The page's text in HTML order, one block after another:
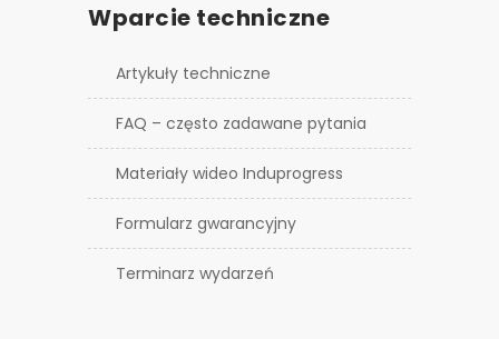
Wparcie techniczne
Artykuły techniczne
FAQ – często zadawane pytania
Materiały wideo Induprogress
Formularz gwarancyjny
Terminarz wydarzeń